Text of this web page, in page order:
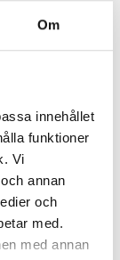
Om
innehållet
funktioner
Vi
annan
och
med.
med annan